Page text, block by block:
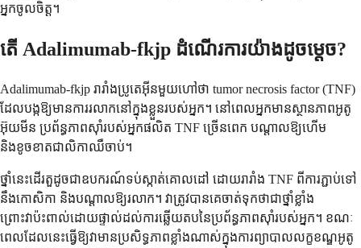
អ្នកចូលចិត្ត។
តើ Adalimumab-fkjp ដំណើរការយ៉ាងដូចម្តេច?
Adalimumab-fkjp រារាំងប្រូតេអ៊ីនមួយហៅថា tumor necrosis factor (TNF)
ដែលបង្កឱ្យមានការរលាកនៅក្នុងខ្លួនរបស់អ្នក។ នៅពេលអ្នកមានស្ថានភាពអូតូ
អ៊ុយមីន ប្រព័ន្ធភាពស៊ាំរបស់អ្នកផលិត TNF ច្រើនពេក បណ្តាលឱ្យហើម
និងខូចខាតជាលិកាឈឺចាប់។
ថ្នាំនេះដើរតួដូចជាឧបករណ៍ទប់ស្កាត់គោលដៅ ដោយរារាំង TNF ពីការភ្ជាប់ទៅ
នឹងកោសិកា និងបណ្តាលឱ្យរលាក។ វាត្រូវបានគេចាត់ទុកថាជាថ្នាំខ្លាំង
ព្រោះវាប៉ះពាល់ដោយផ្ទាល់ដល់ការឆ្លើយតបនៃប្រព័ន្ធភាពស៊ាំរបស់អ្នក។ ខណៈ
ពេលដែលនេះធ្វើឱ្យវាមានប្រសិទ្ធភាពខ្លាំងណាស់ក្នុងការព្យាបាលលក្ខខណ្ឌអូតូ